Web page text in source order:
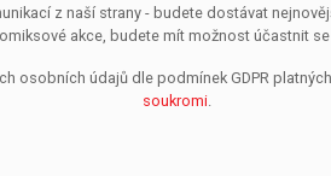
z naší strany - budete dostávat
akce, budete mít možnost účastnit
osobních údajů dle podmínek GDPR
soukromi.